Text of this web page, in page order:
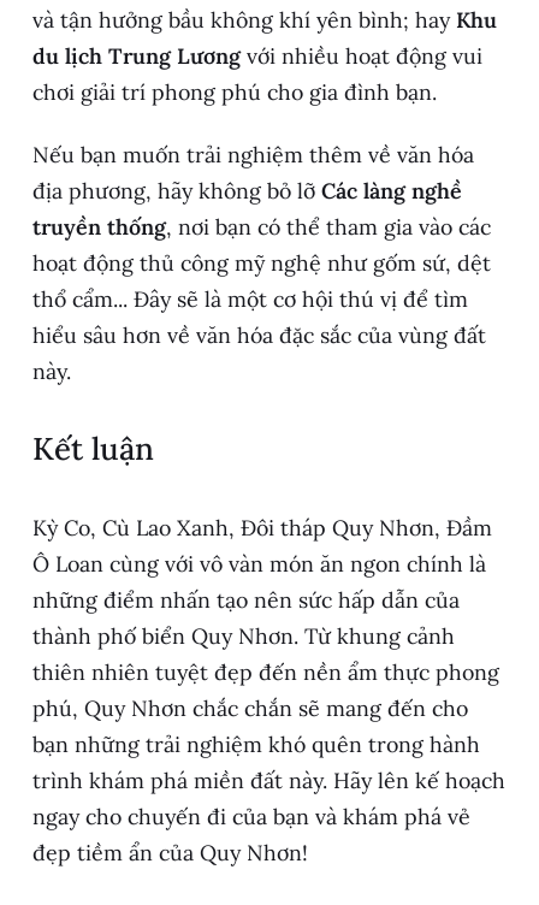
và tận hưởng bầu không khí yên bình; hay Khu
du lịch Trung Lươngvới nhiều hoạt động vui
chơi giải trí phong phú cho gia đình bạn.
Nếu bạn muốn trải nghiệm thêm về văn hóa
địa phương, hãy không bỏ lỡ Các làng nghề
truyền thống, nơi bạn có thể tham gia vào các
hoạt động thủ công mỹ nghệ như gốm sứ, dệt
thổ cẩm... Đây sẽ là một cơ hội thú vị để tìm
hiểu sâu hơn về văn hóa đặc sắc của vùng đất
này.
Kết luận
Kỳ Co, Cù Lao Xanh, Đôi tháp Quy Nhơn, Đầm
Ô Loan cùng với vô vàn món ăn ngon chính là
những điểm nhấn tạo nên sức hấp dẫn của
thành phố biển Quy Nhơn. Từ khung cảnh
thiên nhiên tuyệt đẹp đến nền ẩm thực phong
phú, Quy Nhơn chắc chắn sẽ mang đến cho
bạn những trải nghiệm khó quên trong hành
trình khám phá miền đất này. Hãy lên kế hoạch
ngay cho chuyến đi của bạn và khám phá vẻ
đẹp tiềm ẩn của Quy Nhơn!